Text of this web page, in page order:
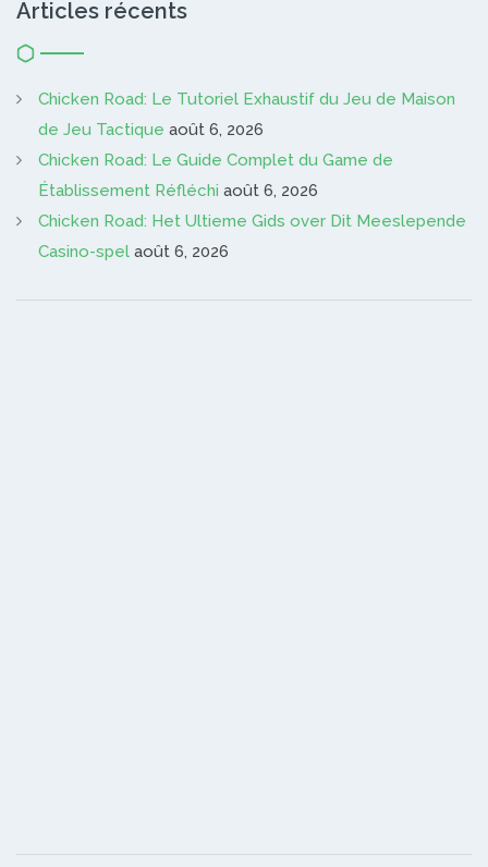
Articles récents
Chicken Road: Le Tutoriel Exhaustif du Jeu de Maison
de Jeu Tactique août 6, 2026
Chicken Road: Le Guide Complet du Game de
Établissement Réfléchi août 6, 2026
Chicken Road: Het Ultieme Gids over Dit Meeslepende
Casino-spel août 6, 2026